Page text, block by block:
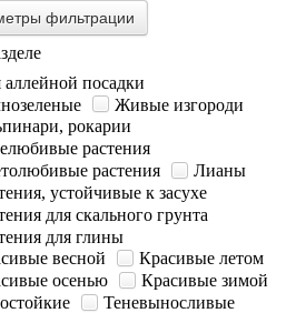
фильтрации
аллейной посадки
Живые изгороди
рокарии
растения
растения
Лианы
устойчивые к засухе
для скального грунта
для глины
весной
Красивые летом
осенью
Красивые зимой
Теневыносливые